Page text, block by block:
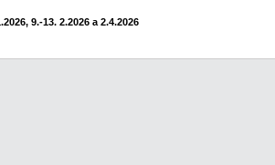
9.-13. 2.2026 a 2.4.2026